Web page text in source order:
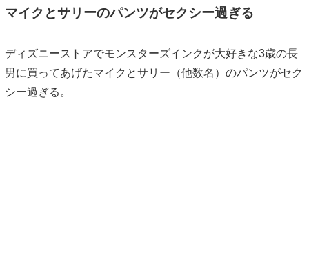
マイクとサリーのパンツがセクシー過ぎる
ディズニーストアでモンスターズインクが大好きな3歳の長
男に買ってあげたマイクとサリー（他数名）のパンツがセク
シー過ぎる。